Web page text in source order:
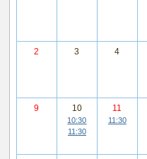
2 3 4
9 10
10:30
11:30
11
11:30